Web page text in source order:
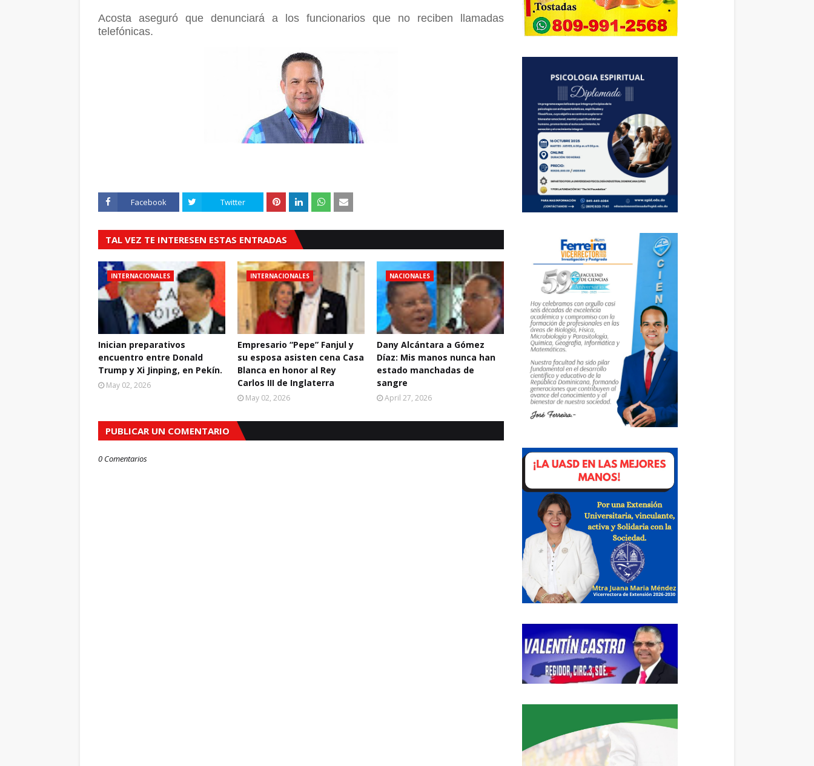
Acosta aseguró que denunciará a los funcionarios que no reciben llamadas
telefónicas.
Facebook Twitter
TAL VEZ TE INTERESEN ESTAS ENTRADAS
INTERNACIONALES
Inician preparativos
encuentro entre Donald
Trump y Xi Jinping, en Pekín.
May 02, 2026
INTERNACIONALES
Empresario “Pepe” Fanjul y
su esposa asisten cena Casa
Blanca en honor al Rey
Carlos III de Inglaterra
May 02, 2026
NACIONALES
Dany Alcántara a Gómez
Díaz: Mis manos nunca han
estado manchadas de
sangre
April 27, 2026
PUBLICAR UN COMENTARIO
0 Comentarios